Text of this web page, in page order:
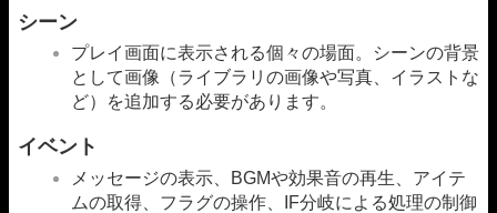
シーン
プレイ画面に表示される個々の場面。シーンの背景
として画像（ライブラリの画像や写真、イラストな
ど）を追加する必要があります。
イベント
メッセージの表示、BGMや効果音の再生、アイテ
ムの取得、フラグの操作、IF分岐による処理の制御